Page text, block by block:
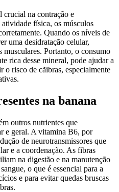
crucial na contração e
física, os músculos
Quando os níveis de
uma desidratação celular,
musculares. Portanto, o consumo
rica desse mineral, pode ajudar a
o risco de cãibras, especialmente
na banana
outros nutrientes que
e geral. A vitamina B6, por
de neurotransmissores que
e a coordenação. As fibras
na digestão e na manutenção
o que é essencial para a
e para evitar quedas bruscas